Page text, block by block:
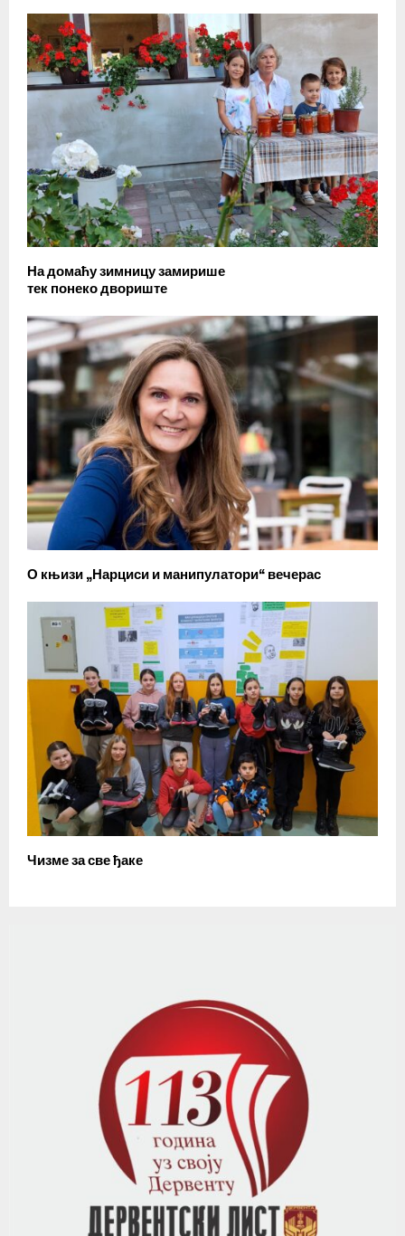
На домаћу зимницу замирише
тек понеко двориште
О књизи „Нарциси и манипулатори“ вечерас
Чизме за све ђаке